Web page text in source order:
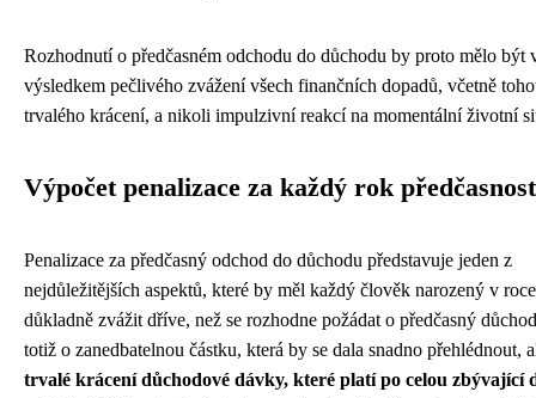
Rozhodnutí o předčasném odchodu do důchodu by proto mělo být
výsledkem pečlivého zvážení všech finančních dopadů, včetně
trvalého krácení, a nikoli impulzivní reakcí na momentální životní
Výpočet penalizace za každý rok
Penalizace za předčasný odchod do důchodu představuje jeden z
nejdůležitějších aspektů, které by měl každý člověk narozený v
důkladně zvážit dříve, než se rozhodne požádat o předčasný
totiž o zanedbatelnou částku, která by se dala snadno přehlédnout,
trvalé krácení důchodové dávky, které platí po celou zbývající